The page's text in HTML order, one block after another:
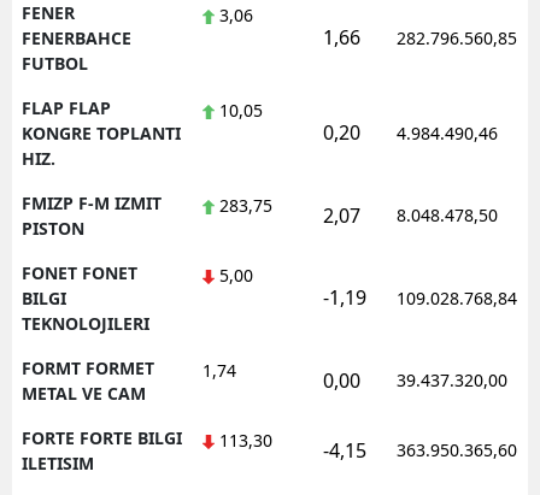
FENER
FENERBAHCE
FUTBOL
3,06
1,66 282.796.560,85
FLAP FLAP
KONGRE TOPLANTI
HIZ.
10,05
0,20 4.984.490,46
FMIZP F-M IZMIT
PISTON
283,75 2,07 8.048.478,50
FONET FONET
BILGI
TEKNOLOJILERI
5,00
-1,19 109.028.768,84
FORMT FORMET
METAL VE CAM
1,74 0,00 39.437.320,00
FORTE FORTE BILGI
ILETISIM
113,30 -4,15 363.950.365,60